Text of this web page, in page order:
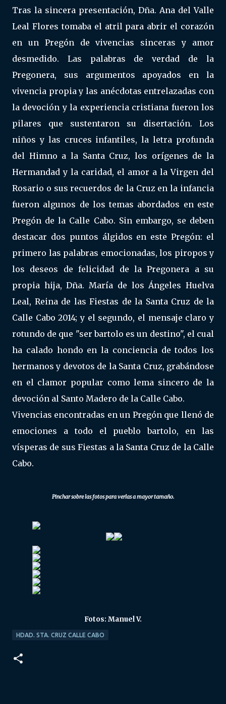
Tras la sincera presentación, Dña. Ana del Valle
Leal Flores tomaba el atril para abrir el corazón
en un Pregón de vivencias sinceras y amor
desmedido. Las palabras de verdad de la
Pregonera, sus argumentos apoyados en la
vivencia propia y las anécdotas entrelazadas con
la devoción y la experiencia cristiana fueron los
pilares que sustentaron su disertación. Los
niños y las cruces infantiles, la letra profunda
del Himno a la Santa Cruz, los orígenes de la
Hermandad y la caridad, el amor a la Virgen del
Rosario o sus recuerdos de la Cruz en la infancia
fueron algunos de los temas abordados en este
Pregón de la Calle Cabo. Sin embargo, se deben
destacar dos puntos álgidos en este Pregón: el
primero las palabras emocionadas, los piropos y
los deseos de felicidad de la Pregonera a su
propia hija, Dña. María de los Ángeles Huelva
Leal, Reina de las Fiestas de la Santa Cruz de la
Calle Cabo 2014; y el segundo, el mensaje claro y
rotundo de que "ser bartolo es un destino", el cual
ha calado hondo en la conciencia de todos los
hermanos y devotos de la Santa Cruz, grabándose
en el clamor popular como lema sincero de la
devoción al Santo Madero de la Calle Cabo.
Vivencias encontradas en un Pregón que llenó de
emociones a todo el pueblo bartolo, en las
vísperas de sus Fiestas a la Santa Cruz de la Calle
Cabo.
Pinchar sobre las fotos para verlas a mayor tamaño.
Fotos: Manuel V.
HDAD. STA. CRUZ CALLE CABO